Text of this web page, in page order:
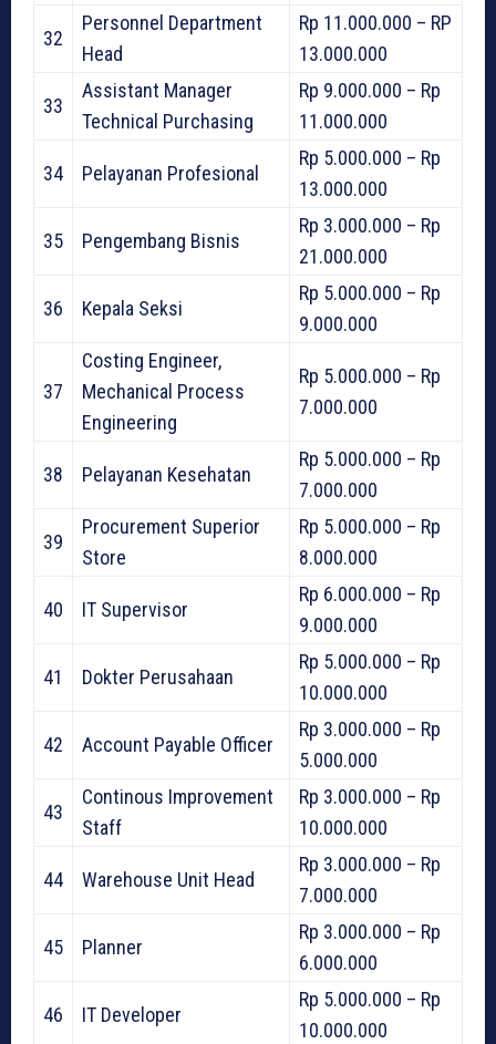
32
Personnel Department
Head
Rp 11.000.000 – RP
13.000.000
33
Assistant Manager
Technical Purchasing
Rp 9.000.000 – Rp
11.000.000
34 Pelayanan Profesional
Rp 5.000.000 – Rp
13.000.000
35 Pengembang Bisnis
Rp 3.000.000 – Rp
21.000.000
36 Kepala Seksi
Rp 5.000.000 – Rp
9.000.000
37
Costing Engineer,
Mechanical Process
Engineering
Rp 5.000.000 – Rp
7.000.000
38 Pelayanan Kesehatan
Rp 5.000.000 – Rp
7.000.000
39
Procurement Superior
Store
Rp 5.000.000 – Rp
8.000.000
40 IT Supervisor
Rp 6.000.000 – Rp
9.000.000
41 Dokter Perusahaan
Rp 5.000.000 – Rp
10.000.000
42 Account Payable Officer
Rp 3.000.000 – Rp
5.000.000
43
Continous Improvement
Staff
Rp 3.000.000 – Rp
10.000.000
44 Warehouse Unit Head
Rp 3.000.000 – Rp
7.000.000
45 Planner
Rp 3.000.000 – Rp
6.000.000
46 IT Developer
Rp 5.000.000 – Rp
10.000.000